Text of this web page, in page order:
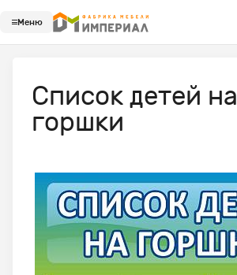
Меню
Список детей на
горшки